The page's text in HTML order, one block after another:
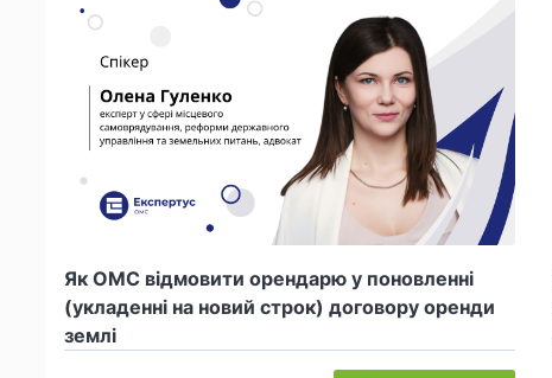
Як ОМС відмовити орендарю у поновленні
(укладенні на новий строк) договору оренди
землі